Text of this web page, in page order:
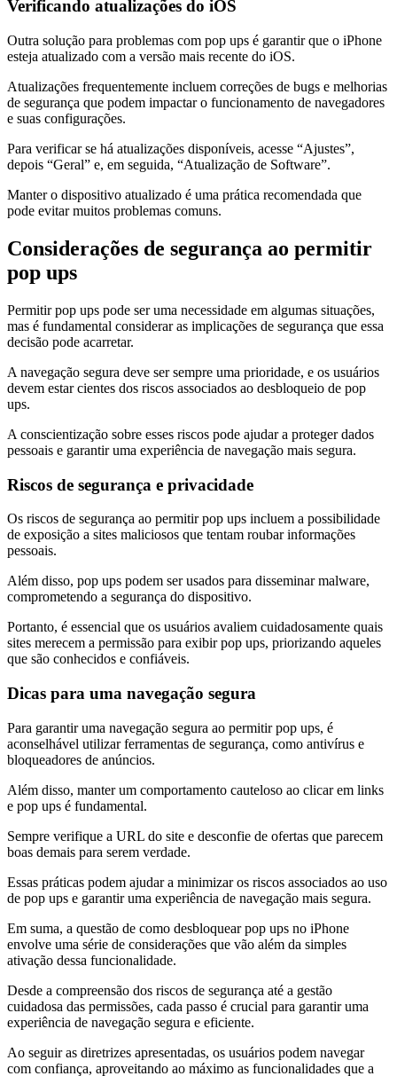
Verificando atualizações do iOS
Outra solução para problemas com pop ups é garantir que o iPhone
esteja atualizado com a versão mais recente do iOS.
Atualizações frequentemente incluem correções de bugs e melhorias
de segurança que podem impactar o funcionamento de navegadores
e suas configurações.
Para verificar se há atualizações disponíveis, acesse “Ajustes”,
depois “Geral” e, em seguida, “Atualização de Software”.
Manter o dispositivo atualizado é uma prática recomendada que
pode evitar muitos problemas comuns.
Considerações de segurança ao permitir
pop ups
Permitir pop ups pode ser uma necessidade em algumas situações,
mas é fundamental considerar as implicações de segurança que essa
decisão pode acarretar.
A navegação segura deve ser sempre uma prioridade, e os usuários
devem estar cientes dos riscos associados ao desbloqueio de pop
ups.
A conscientização sobre esses riscos pode ajudar a proteger dados
pessoais e garantir uma experiência de navegação mais segura.
Riscos de segurança e privacidade
Os riscos de segurança ao permitir pop ups incluem a possibilidade
de exposição a sites maliciosos que tentam roubar informações
pessoais.
Além disso, pop ups podem ser usados para disseminar malware,
comprometendo a segurança do dispositivo.
Portanto, é essencial que os usuários avaliem cuidadosamente quais
sites merecem a permissão para exibir pop ups, priorizando aqueles
que são conhecidos e confiáveis.
Dicas para uma navegação segura
Para garantir uma navegação segura ao permitir pop ups, é
aconselhável utilizar ferramentas de segurança, como antivírus e
bloqueadores de anúncios.
Além disso, manter um comportamento cauteloso ao clicar em links
e pop ups é fundamental.
Sempre verifique a URL do site e desconfie de ofertas que parecem
boas demais para serem verdade.
Essas práticas podem ajudar a minimizar os riscos associados ao uso
de pop ups e garantir uma experiência de navegação mais segura.
Em suma, a questão de como desbloquear pop ups no iPhone
envolve uma série de considerações que vão além da simples
ativação dessa funcionalidade.
Desde a compreensão dos riscos de segurança até a gestão
cuidadosa das permissões, cada passo é crucial para garantir uma
experiência de navegação segura e eficiente.
Ao seguir as diretrizes apresentadas, os usuários podem navegar
com confiança, aproveitando ao máximo as funcionalidades que a